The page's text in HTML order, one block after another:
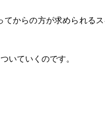
からの方が求められる
いていくのです。